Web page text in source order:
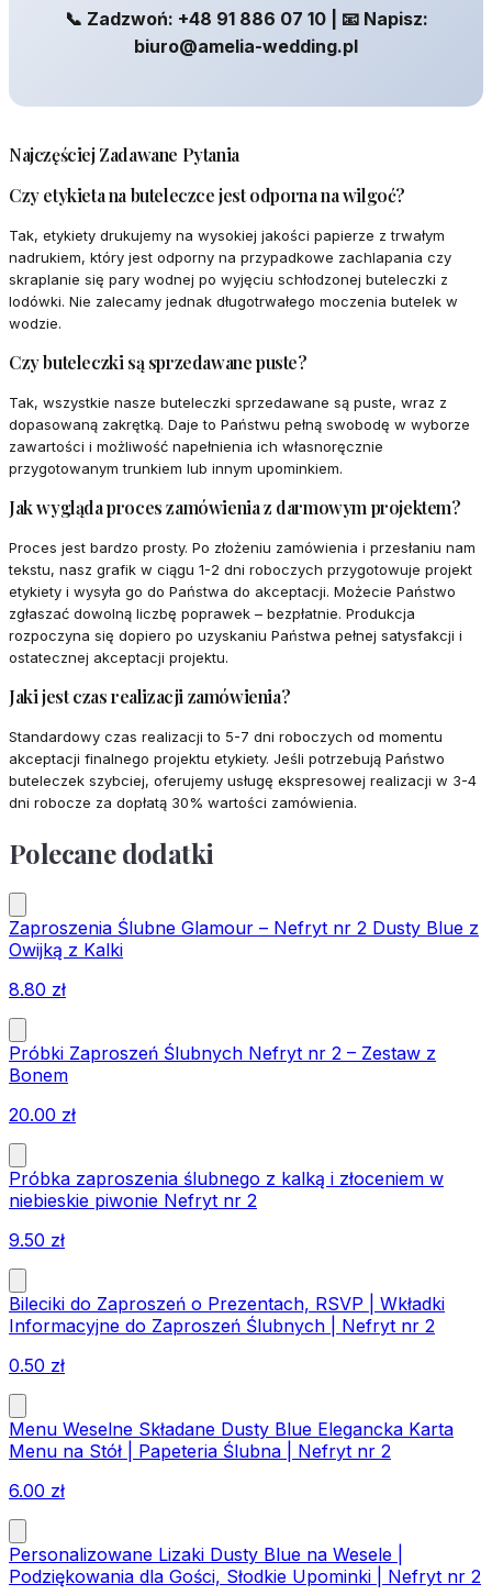
📞 Zadzwoń: +48 91 886 07 10 | 📧 Napisz:
biuro@amelia-wedding.pl
Najczęściej Zadawane Pytania
Czy etykieta na buteleczce jest odporna na wilgoć?
Tak, etykiety drukujemy na wysokiej jakości papierze z trwałym
nadrukiem, który jest odporny na przypadkowe zachlapania czy
skraplanie się pary wodnej po wyjęciu schłodzonej buteleczki z
lodówki. Nie zalecamy jednak długotrwałego moczenia butelek w
wodzie.
Czy buteleczki są sprzedawane puste?
Tak, wszystkie nasze buteleczki sprzedawane są puste, wraz z
dopasowaną zakrętką. Daje to Państwu pełną swobodę w wyborze
zawartości i możliwość napełnienia ich własnoręcznie
przygotowanym trunkiem lub innym upominkiem.
Jak wygląda proces zamówienia z darmowym projektem?
Proces jest bardzo prosty. Po złożeniu zamówienia i przesłaniu nam
tekstu, nasz grafik w ciągu 1-2 dni roboczych przygotowuje projekt
etykiety i wysyła go do Państwa do akceptacji. Możecie Państwo
zgłaszać dowolną liczbę poprawek – bezpłatnie. Produkcja
rozpoczyna się dopiero po uzyskaniu Państwa pełnej satysfakcji i
ostatecznej akceptacji projektu.
Jaki jest czas realizacji zamówienia?
Standardowy czas realizacji to 5-7 dni roboczych od momentu
akceptacji finalnego projektu etykiety. Jeśli potrzebują Państwo
buteleczek szybciej, oferujemy usługę ekspresowej realizacji w 3-4
dni robocze za dopłatą 30% wartości zamówienia.
Polecane dodatki
Zaproszenia Ślubne Glamour – Nefryt nr 2 Dusty Blue z
Owijką z Kalki
8.80 zł
Próbki Zaproszeń Ślubnych Nefryt nr 2 – Zestaw z
Bonem
20.00 zł
Próbka zaproszenia ślubnego z kalką i złoceniem w
niebieskie piwonie Nefryt nr 2
9.50 zł
Bileciki do Zaproszeń o Prezentach, RSVP | Wkładki
Informacyjne do Zaproszeń Ślubnych | Nefryt nr 2
0.50 zł
Menu Weselne Składane Dusty Blue Elegancka Karta
Menu na Stół | Papeteria Ślubna | Nefryt nr 2
6.00 zł
Personalizowane Lizaki Dusty Blue na Wesele |
Podziękowania dla Gości, Słodkie Upominki | Nefryt nr 2